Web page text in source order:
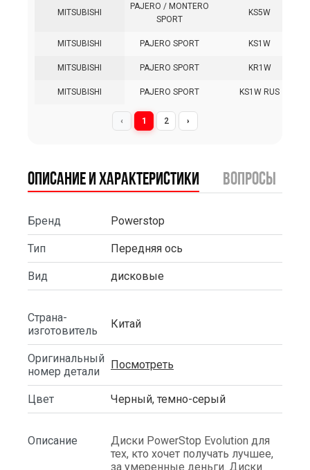
MITSUBISHI
PAJERO / MONTERO
SPORT
KS5W
MITSUBISHI PAJERO SPORT KS1W
MITSUBISHI PAJERO SPORT KR1W
MITSUBISHI PAJERO SPORT KS1W RUS
‹ 1 2 ›
Описание и характеристики вопросы
Бренд Powerstop
Тип Передняя ось
Вид дисковые
Страна-
изготовитель
Китай
Оригинальный
номер детали
Посмотреть
Цвет Черный, темно-серый
Описание
Диски PowerStop Evolution для
тех, кто хочет получать лучшее,
за умеренные деньги. Диски